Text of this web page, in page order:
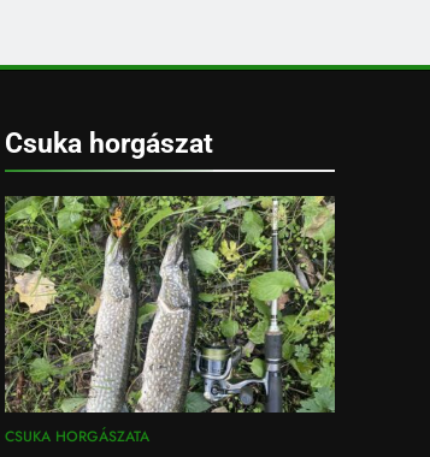
Csuka horgászat
CSUKA HORGÁSZATA